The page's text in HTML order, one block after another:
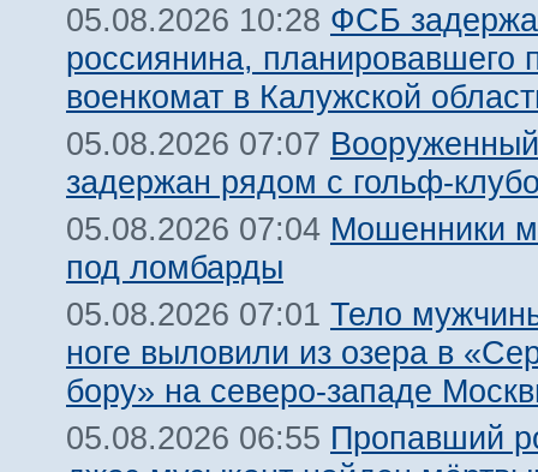
05.08.2026 10:28 ФСБ
россиянина, планировавшего
военкомат в Калужской
05.08.2026 07:07
задержан рядом с гольф-
05.08.2026 07:04 Мошенники
под ломбарды
05.08.2026 07:01 Тело
ноге выловили из озера в
бору» на северо-западе
05.08.2026 06:55 Пропавший